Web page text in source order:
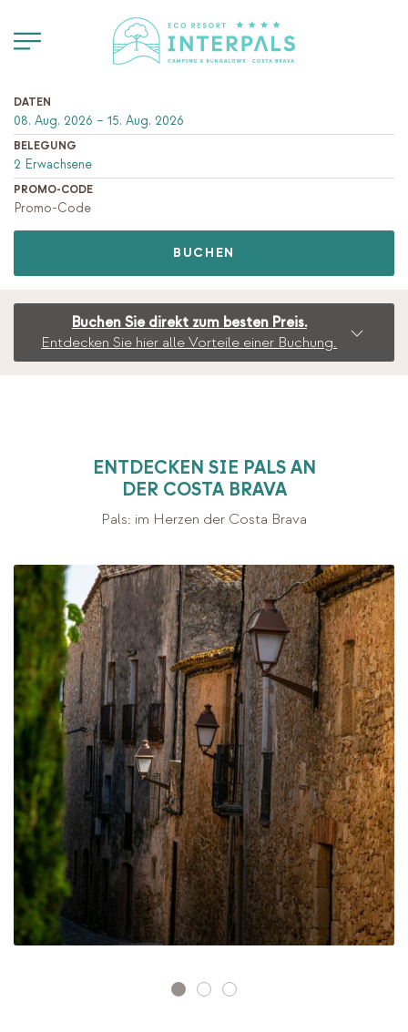
DATEN
BELEGUNG
PROMO-CODE
BUCHEN
Buchen Sie direkt zum besten Preis.
Entdecken Sie hier alle Vorteile einer Buchung.
ENTDECKEN SIE PALS AN
DER COSTA BRAVA
Pals: im Herzen der Costa Brava